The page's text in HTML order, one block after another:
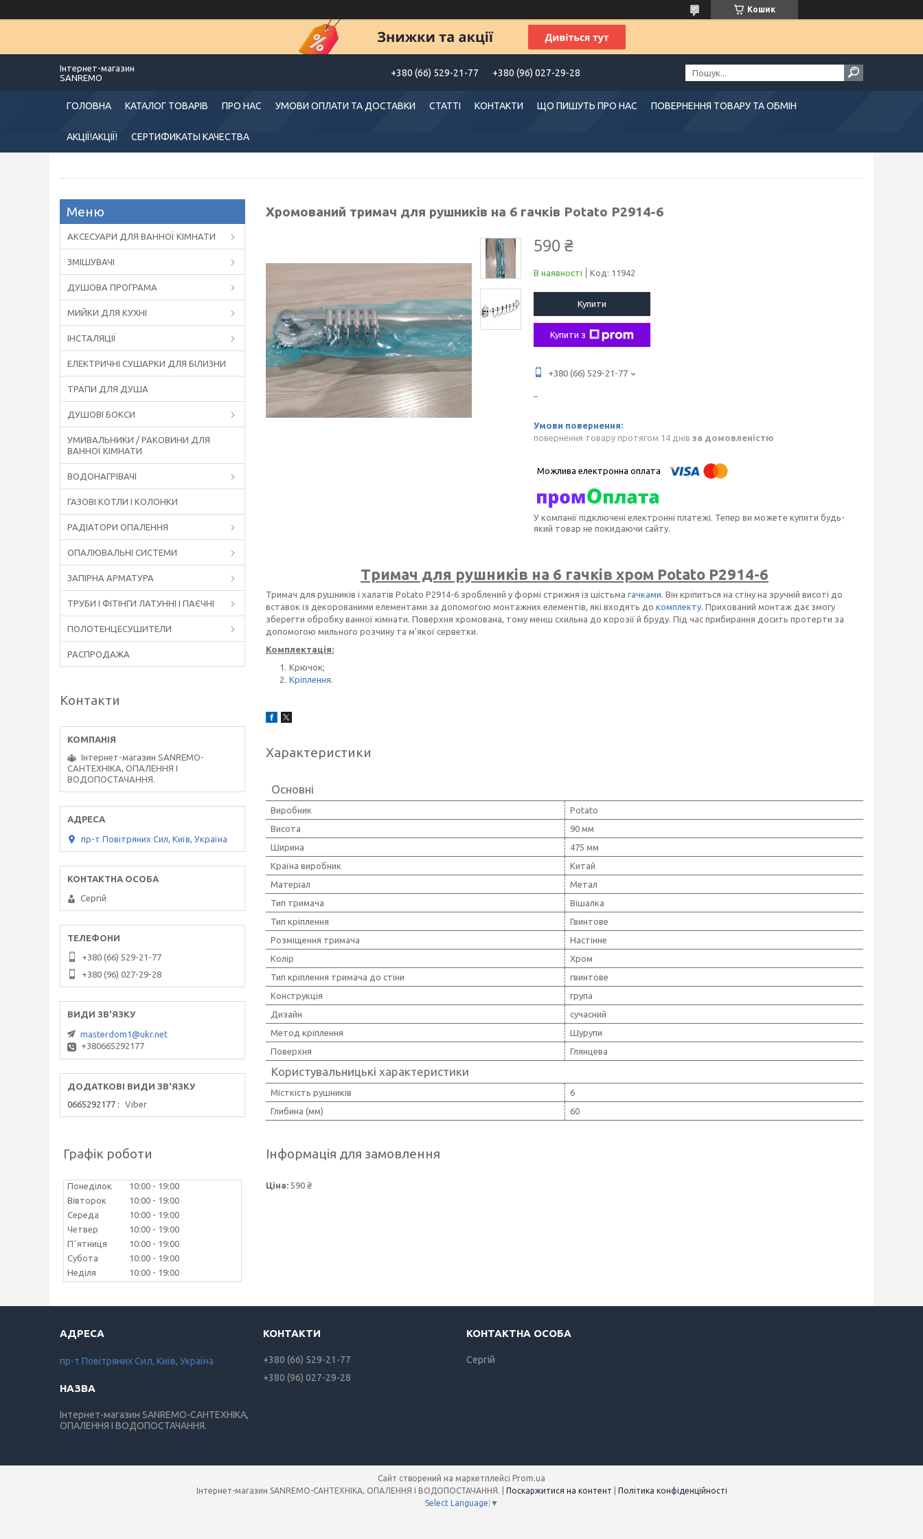
Кошик
Інтернет-магазин
SANREMO
+380 (66) 529-21-77 +380 (96) 027-29-28
ГОЛОВНА КАТАЛОГ ТОВАРІВ ПРО НАС УМОВИ ОПЛАТИ ТА ДОСТАВКИ СТАТТІ КОНТАКТИ ЩО ПИШУТЬ ПРО НАС ПОВЕРНЕННЯ ТОВАРУ ТА ОБМІН
АКЦІЇ!АКЦІЇ! СЕРТИФИКАТЫ КАЧЕСТВА
Хромований тримач для рушників на 6 гачків Potato P2914-6
590 ₴
В наявності Код: 11942
Купити
Купити з
+380 (66) 529-21-77
повернення товару протягом 14 днів за домовленістю
У компанії підключені електронні платежі. Тепер ви можете купити будь-
який товар не покидаючи сайту.
Тримач для рушників на 6 гачків хром Potato P2914-6
Тримач для рушників і халатів Potato P2914-6 зроблений у формі стрижня із шістьма гачками. Він кріпиться на стіну на зручній висоті до
вставок із декорованими елементами за допомогою монтажних елементів, які входять до комплекту. Прихований монтаж дає змогу
зберегти обробку ванної кімнати. Поверхня хромована, тому менш схильна до корозії й бруду. Під час прибирання досить протерти за
допомогою мильного розчину та м'якої серветки.
Комплектація:
Крючок;
Кріплення.
Характеристики
Основні
Виробник
Potato
Висота
90 мм
Ширина
475 мм
Країна виробник
Китай
Матеріал
Метал
Тип тримача
Вішалка
Тип кріплення
Гвинтове
Розміщення тримача
Настінне
Колір
Хром
Тип кріплення тримача до стіни
гвинтове
Конструкція
група
Дизайн
сучасний
Метод кріплення
Шурупи
Поверхня
Глянцева
Користувальницькі характеристики
Місткість рушників
6
Глибина (мм)
60
Інформація для замовлення
Ціна: 590 ₴
АКСЕСУАРИ ДЛЯ ВАННОЇ КІМНАТИ
ЗМІШУВАЧІ
ДУШОВА ПРОГРАМА
МИЙКИ ДЛЯ КУХНІ
ІНСТАЛЯЦІЇ
ЕЛЕКТРИЧНІ СУШАРКИ ДЛЯ БІЛИЗНИ
ТРАПИ ДЛЯ ДУША
ДУШОВІ БОКСИ
УМИВАЛЬНИКИ / РАКОВИНИ ДЛЯ
ВАННОЇ КІМНАТИ
ВОДОНАГРІВАЧІ
ГАЗОВІ КОТЛИ І КОЛОНКИ
РАДІАТОРИ ОПАЛЕННЯ
ОПАЛЮВАЛЬНІ СИСТЕМИ
ЗАПІРНА АРМАТУРА
ТРУБИ І ФІТІНГИ ЛАТУННІ І ПАЄЧНІ
ПОЛОТЕНЦЕСУШИТЕЛИ
РАСПРОДАЖА
Контакти
Інтернет-магазин SANREMO-
САНТЕХНІКА, ОПАЛЕННЯ І
ВОДОПОСТАЧАННЯ.
пр-т Повiтряних Сил, Київ, Україна
Сергiй
+380 (66) 529-21-77
+380 (96) 027-29-28
masterdom1@ukr.net
+380665292177
0665292177 Viber
Графік роботи
Понеділок 10:00
19:00
Вівторок
10:00
19:00
Середа
10:00
19:00
Четвер
10:00
19:00
Пʼятниця
10:00
19:00
Субота
10:00
19:00
Неділя
10:00 19:00
пр-т Повiтряних Сил, Київ, Україна
Інтернет-магазин SANREMO-САНТЕХНІКА,
ОПАЛЕННЯ І ВОДОПОСТАЧАННЯ.
+380 (66) 529-21-77
+380 (96) 027-29-28
Сергiй
Сайт створений на маркетплейсі Prom.ua
Поскаржитися на контент
Політика конфіденційності
Select Language ▼